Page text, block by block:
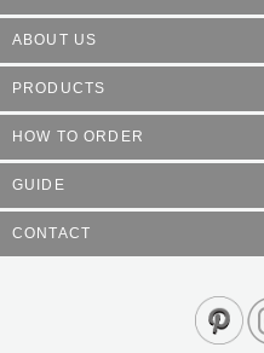
ABOUT US
PRODUCTS
HOW TO ORDER
GUIDE
CONTACT